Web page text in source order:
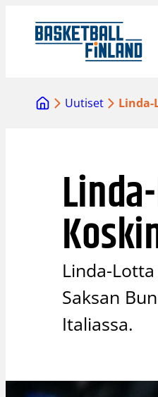
sisältöön
Uutiset Linda-
Linda-
Saksan
Italiassa.